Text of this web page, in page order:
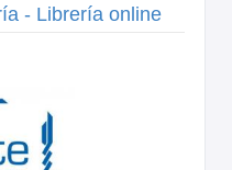
- Librería online